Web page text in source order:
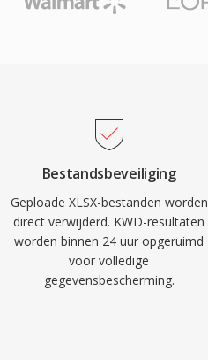
Bestandsbeveiliging
Geploade XLSX-bestanden worden
direct verwijderd. KWD-resultaten
worden binnen 24 uur opgeruimd
voor volledige
gegevensbescherming.